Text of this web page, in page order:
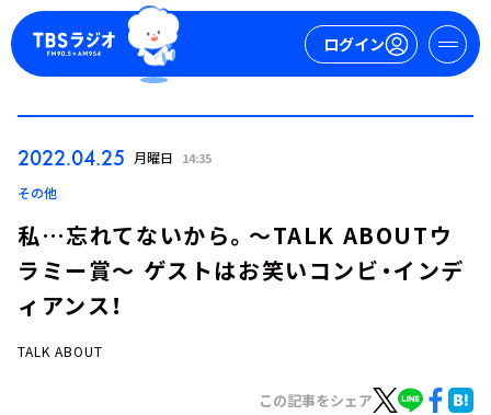
ログイン
2022.04.25 月曜日 14:35
その他
私…忘れてないから。～TALK ABOUTウ
ラミー賞～ ゲストはお笑いコンビ・インデ
ィアンス！
TALK ABOUT
この記事をシェア